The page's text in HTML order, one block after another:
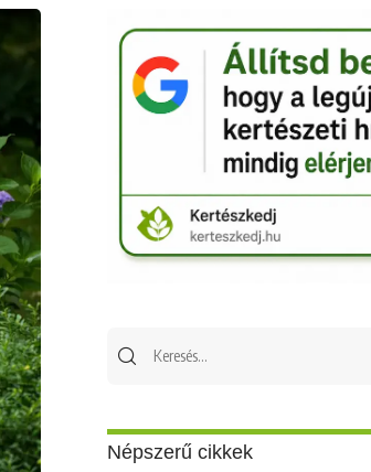
Népszerű cikkek